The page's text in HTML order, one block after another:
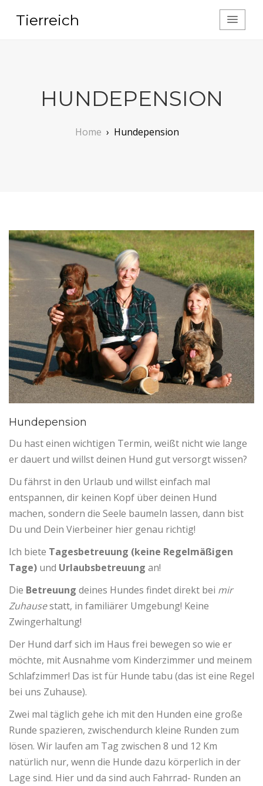
Tierreich
HUNDEPENSION
Home › Hundepension
Hundepension
Du hast einen wichtigen Termin, weißt nicht wie lange
er dauert und willst deinen Hund gut versorgt wissen?
Du fährst in den Urlaub und willst einfach mal
entspannen, dir keinen Kopf über deinen Hund
machen, sondern die Seele baumeln lassen, dann bist
Du und Dein Vierbeiner hier genau richtig!
Ich biete Tagesbetreuung (keine Regelmäßigen
Tage) und Urlaubsbetreuung an!
Die Betreuung deines Hundes findet direkt bei mir
Zuhausestatt, in familiärer Umgebung! Keine
Zwingerhaltung!
Der Hund darf sich im Haus frei bewegen so wie er
möchte, mit Ausnahme vom Kinderzimmer und meinem
Schlafzimmer! Das ist für Hunde tabu (das ist eine Regel
bei uns Zuhause).
Zwei mal täglich gehe ich mit den Hunden eine große
Runde spazieren, zwischendurch kleine Runden zum
lösen. Wir laufen am Tag zwischen 8 und 12 Km
natürlich nur, wenn die Hunde dazu körperlich in der
Lage sind. Hier und da sind auch Fahrrad- Runden an